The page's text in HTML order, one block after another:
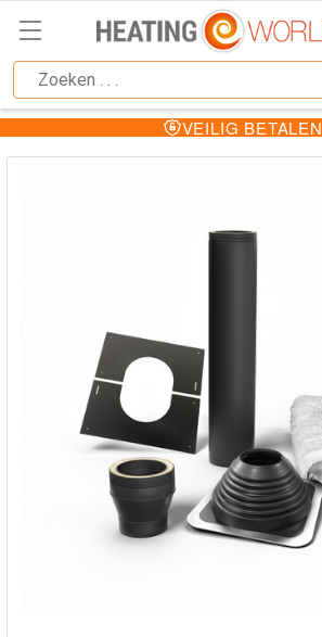
VEILIG BETALEN